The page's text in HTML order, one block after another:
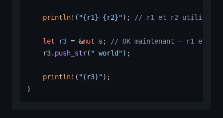
println! ( "{r1} {r2}"); // r1 et r2 utilisées
let r3 = &mut s;
// OK maintenant — r1 et r2
    r3.
push_str( " world");
println! ( "{r3}");